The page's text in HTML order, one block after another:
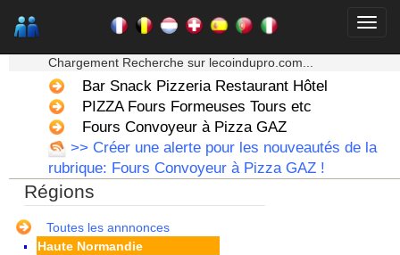
Chargement Recherche sur lecoindupro.com...
Bar Snack Pizzeria Restaurant Hôtel
PIZZA Fours Formeuses Tours etc
Fours Convoyeur à Pizza GAZ
>> Créer une alerte pour les nouveautés de la
rubrique: Fours Convoyeur à Pizza GAZ !
Régions
Toutes les annnonces
Alsace
Auvergne
Basse Normandie
Bourgogne
Bretagne
Centre
Champagne Ardenne
Corse
Franche Comte - Suisse
Guadeloupe
Guyane
Haute Normandie